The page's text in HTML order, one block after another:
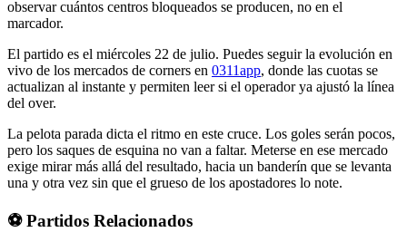
observar cuántos centros bloqueados se producen, no en el
marcador.
El partido es el miércoles 22 de julio. Puedes seguir la evolución en
vivo de los mercados de corners en 0311app, donde las cuotas se
actualizan al instante y permiten leer si el operador ya ajustó la línea
del over.
La pelota parada dicta el ritmo en este cruce. Los goles serán pocos,
pero los saques de esquina no van a faltar. Meterse en ese mercado
exige mirar más allá del resultado, hacia un banderín que se levanta
una y otra vez sin que el grueso de los apostadores lo note.
⚽ Partidos Relacionados